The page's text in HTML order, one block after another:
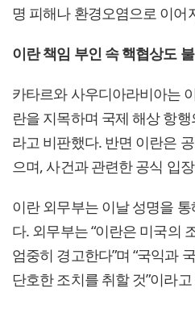
명 피해나 환경오염으로 이어
이란 책임 부인 속 핵협상도
카타르와 사우디아라비아는
란을 지목하며 국제 해상 항
라고 비판했다. 반면 이란은
으며, 사건과 관련한 공식 입
이란 외무부는 이날 성명을
다. 외무부는 “이란은 미국의
엄중히 경고한다”며 “국익과
단호한 조치를 취할 것”이라